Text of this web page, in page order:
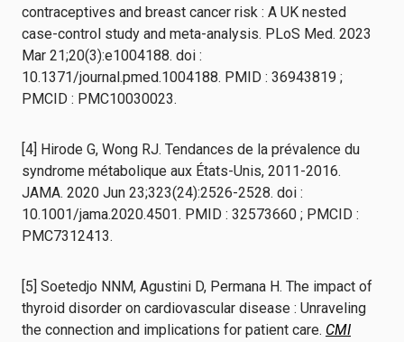
contraceptives and breast cancer risk : A UK nested
case-control study and meta-analysis. PLoS Med. 2023
Mar 21;20(3):e1004188. doi :
10.1371/journal.pmed.1004188. PMID : 36943819 ;
PMCID : PMC10030023.
[4] Hirode G, Wong RJ. Tendances de la prévalence du
syndrome métabolique aux États-Unis, 2011-2016.
JAMA. 2020 Jun 23;323(24):2526-2528. doi :
10.1001/jama.2020.4501. PMID : 32573660 ; PMCID :
PMC7312413.
[5] Soetedjo NNM, Agustini D, Permana H. The impact of
thyroid disorder on cardiovascular disease : Unraveling
the connection and implications for patient care. CMI